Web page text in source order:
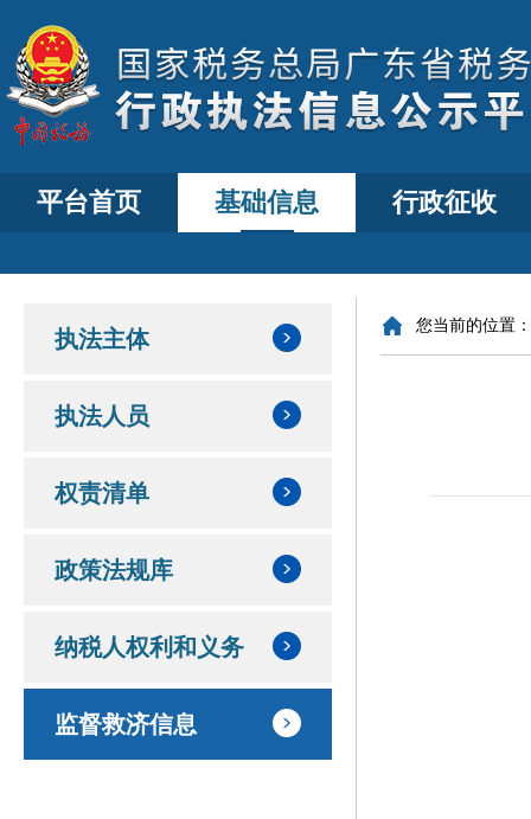
平台首页 基础信息 行政征收
执法主体
执法人员
权责清单
政策法规库
纳税人权利和义务
监督救济信息
您当前的位置